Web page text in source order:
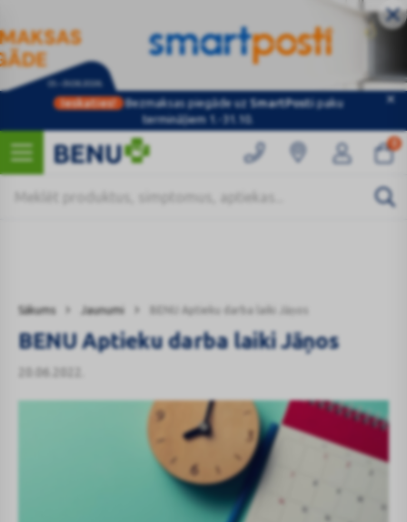
Ieskaties! Bezmaksas piegāde uz SmartPostipaku
termināļiem 1.-31.10.
0
Sākums Jaunumi BENU Aptieku darba laiki Jāņos
Kategorijas
BENU Aptieku darba laiki Jāņos
20.06.2022.